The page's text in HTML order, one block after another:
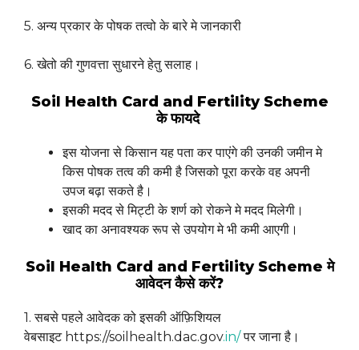
5. अन्य प्रकार के पोषक तत्वो के बारे मे जानकारी
6. खेतो की गुणवत्ता सुधारने हेतु सलाह।
Soil Health Card and Fertility Scheme
के फायदे
इस योजना से किसान यह पता कर पाएंगे की उनकी जमीन मे
किस पोषक तत्व की कमी है जिसको पूरा करके वह अपनी
उपज बढ़ा सकते है।
इसकी मदद से मिट्टी के शर्ण को रोकने मे मदद मिलेगी।
खाद का अनावश्यक रूप से उपयोग मे भी कमी आएगी।
Soil Health Card and Fertility Scheme मे
आवेदन कैसे करें?
1. सबसे पहले आवेदक को इसकी ऑफ़िशियल
वेबसाइट https://soilhealth.dac.gov.in/पर जाना है।